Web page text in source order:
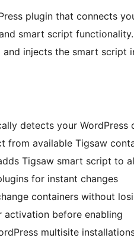
plugin that connects
smart script
injects the smart script
detects your WordPress
from available Tigsaw
Tigsaw smart script to
for instant changes
containers without
activation before enabling
multisite